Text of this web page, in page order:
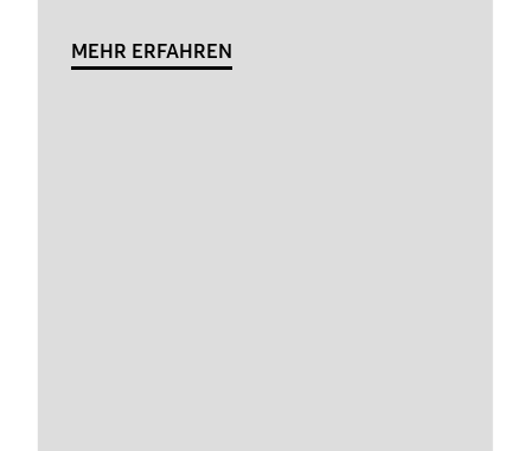
MEHR ERFAHREN